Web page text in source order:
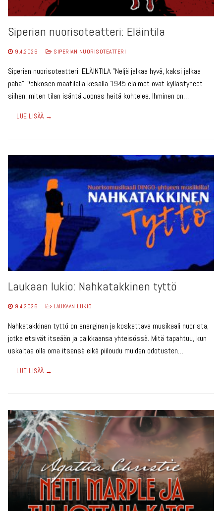
Siperian nuorisoteatteri: Eläintila
9.4.2026 SIPERIAN NUORISOTEATTERI
Siperian nuorisoteatteri: ELÄINTILA ”Neljä jalkaa hyvä, kaksi jalkaa
paha” Pehkosen maatilalla kesällä 1945 eläimet ovat kyllästyneet
siihen, miten tilan isäntä Joonas heitä kohtelee. Ihminen on…
LUE LISÄÄ →
Laukaan lukio: Nahkatakkinen tyttö
9.4.2026 LAUKAAN LUKIO
Nahkatakkinen tyttö on energinen ja koskettava musikaali nuorista,
jotka etsivät itseään ja paikkaansa yhteisössä. Mitä tapahtuu, kun
uskaltaa olla oma itsensä eikä piiloudu muiden odotusten…
LUE LISÄÄ →